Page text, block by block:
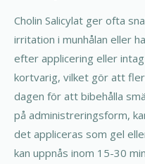
Cholin Salicylat ger ofta
irritation i munhålan eller
efter applicering eller
kortvarig, vilket gör att
dagen för att bibehålla
på administreringsform,
det appliceras som gel
kan uppnås inom 15-30